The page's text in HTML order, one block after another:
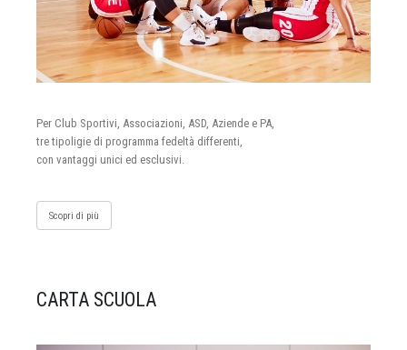
Per Club Sportivi, Associazioni, ASD, Aziende e PA,
tre tipoligie di programma fedeltà differenti,
con vantaggi unici ed esclusivi.
Scopri di più
CARTA SCUOLA